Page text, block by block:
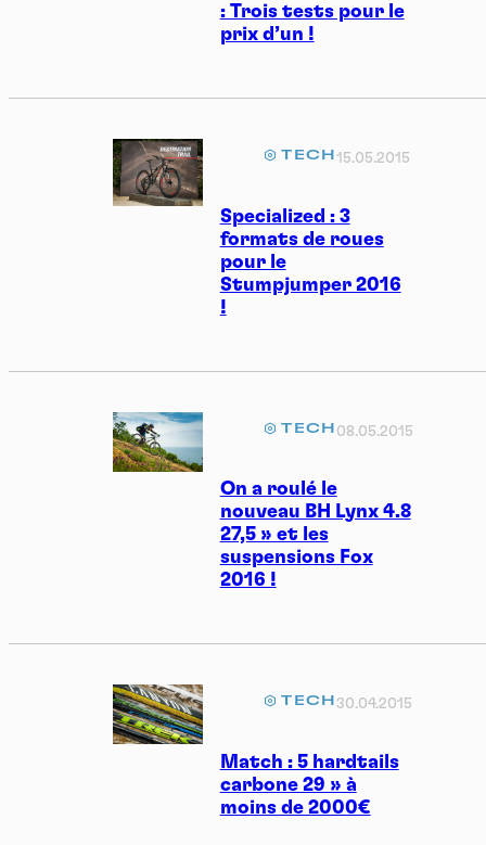
: Trois tests pour le
prix d’un !
Specialized : 3
formats de roues
pour le
Stumpjumper 2016
!
TECH15.05.2015
On a roulé le
nouveau BH Lynx 4.8
27,5 » et les
suspensions Fox
2016 !
TECH 08.05.2015
Match : 5 hardtails
carbone 29 » à
moins de 2000€
TECH30.04.2015